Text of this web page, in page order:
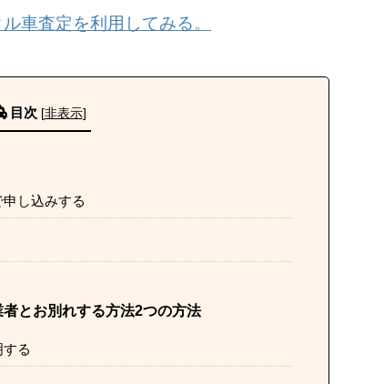
車査定を利用してみる。
目次 [非表示]
し込みする
とお別れする方法2つの方法
る